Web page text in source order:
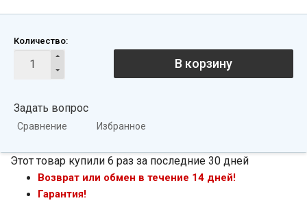
Количество:
В корзину
Задать вопрос
Сравнение Избранное
Этот товар купили 6 раз за последние 30 дней
Возврат или обмен в течение 14 дней!
Гарантия!